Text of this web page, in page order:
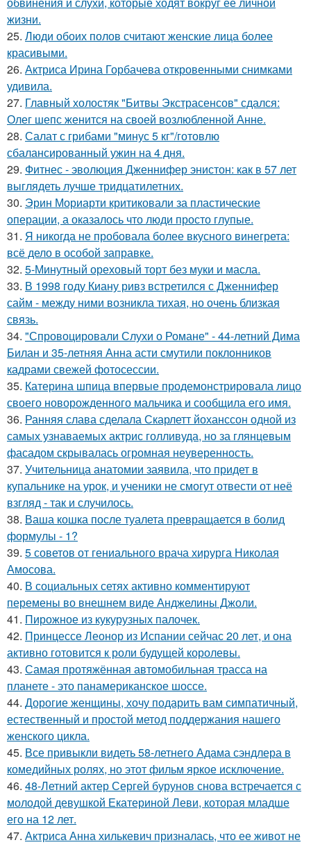
жизни.
25. Люди обоих полов считают женские лица более
красивыми.
26. Актриса Ирина Горбачева откровенными снимками
удивила.
27. Главный холостяк "Битвы Экстрасенсов" сдался:
Олег шепс женится на своей возлюбленной Анне.
28. Салат с грибами "минус 5 кг"/готовлю
сбалансированный ужин на 4 дня.
29. Фитнес - эволюция Дженнифер энистон: как в 57 лет
выглядеть лучше тридцатилетних.
30. Эрин Мориарти критиковали за пластические
операции, а оказалось что люди просто глупые.
31. Я никогда не пробовала более вкусного винегрета:
всё дело в особой заправке.
32. 5-Минутный ореховый торт без муки и масла.
33. В 1998 году Киану ривз встретился с Дженнифер
сайм - между ними возникла тихая, но очень близкая
связь.
34. "Спровоцировали Слухи о Романе" - 44-летний Дима
Билан и 35-летняя Анна асти смутили поклонников
кадрами свежей фотосессии.
35. Катерина шпица впервые продемонстрировала лицо
своего новорожденного мальчика и сообщила его имя.
36. Ранняя слава сделала Скарлетт йоханссон одной из
самых узнаваемых актрис голливуда, но за глянцевым
фасадом скрывалась огромная неуверенность.
37. Учительница анатомии заявила, что придет в
купальнике на урок, и ученики не смогут отвести от неё
взгляд - так и случилось.
38. Ваша кошка после туалета превращается в болид
формулы - 1?
39. 5 советов от гениального врача хирурга Николая
Амосова.
40. В социальных сетях активно комментируют
перемены во внешнем виде Анджелины Джоли.
41. Пирожное из кукурузных палочек.
42. Принцессе Леонор из Испании сейчас 20 лет, и она
активно готовится к роли будущей королевы.
43. Самая протяжённая автомобильная трасса на
планете - это панамериканское шоссе.
44. Дорогие женщины, хочу подарить вам симпатичный,
естественный и простой метод поддержания нашего
женского цикла.
45. Все привыкли видеть 58-летнего Адама сэндлера в
комедийных ролях, но этот фильм яркое исключение.
46. 48-Летний актер Сергей бурунов снова встречается с
молодой девушкой Екатериной Леви, которая младше
его на 12 лет.
47. Актриса Анна хилькевич призналась, что ее живот не